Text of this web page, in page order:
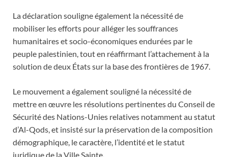
La déclaration souligne également la nécessité de
mobiliser les efforts pour alléger les souffrances
humanitaires et socio-économiques endurées par le
peuple palestinien, tout en réaffirmant l’attachement à la
solution de deux États sur la base des frontières de 1967.
Le mouvement a également souligné la nécessité de
mettre en œuvre les résolutions pertinentes du Conseil de
Sécurité des Nations-Unies relatives notamment au statut
d’Al-Qods, et insisté sur la préservation de la composition
démographique, le caractère, l’identité et le statut
juridique de la Ville Sainte.